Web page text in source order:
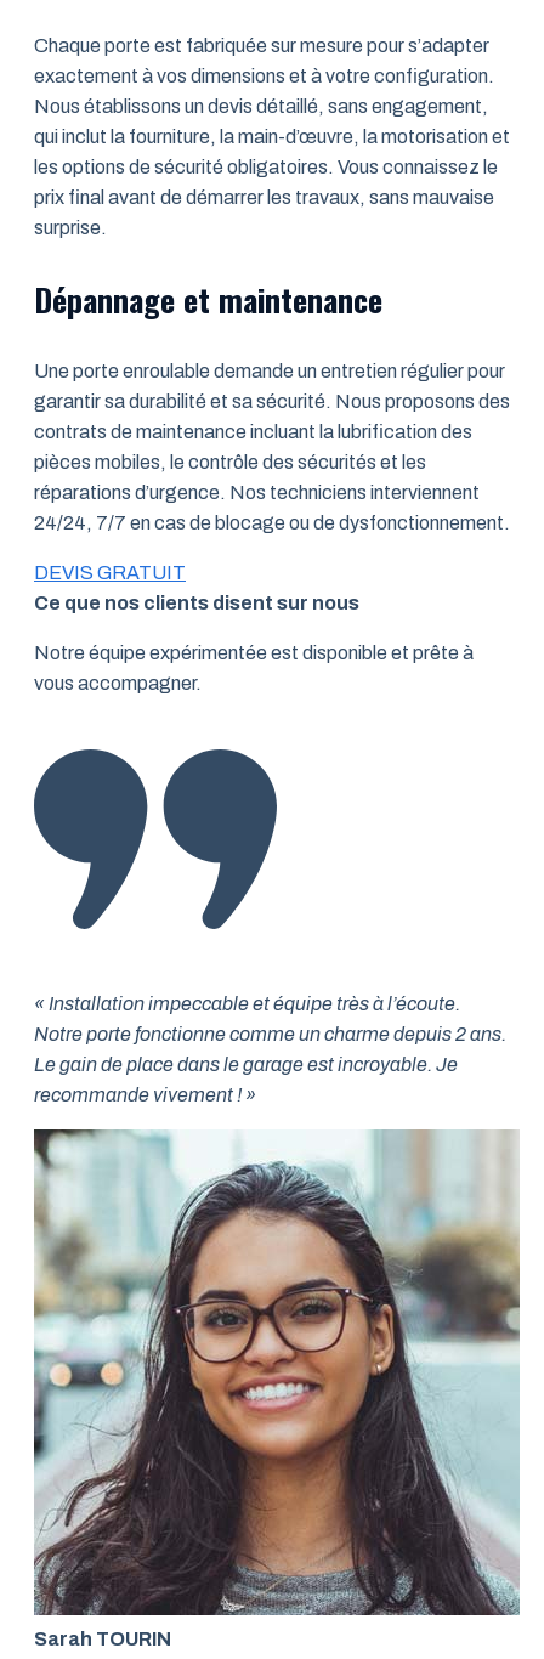
Chaque porte est fabriquée sur mesure pour s’adapter
exactement à vos dimensions et à votre configuration.
Nous établissons un devis détaillé, sans engagement,
qui inclut la fourniture, la main-d’œuvre, la motorisation et
les options de sécurité obligatoires. Vous connaissez le
prix final avant de démarrer les travaux, sans mauvaise
surprise.
Dépannage et maintenance
Une porte enroulable demande un entretien régulier pour
garantir sa durabilité et sa sécurité. Nous proposons des
contrats de maintenance incluant la lubrification des
pièces mobiles, le contrôle des sécurités et les
réparations d’urgence. Nos techniciens interviennent
24/24, 7/7 en cas de blocage ou de dysfonctionnement.
DEVIS GRATUIT
Ce que nos clients disent sur nous
Notre équipe expérimentée est disponible et prête à
vous accompagner.
« Installation impeccable et équipe très à l’écoute.
Notre porte fonctionne comme un charme depuis 2 ans.
Le gain de place dans le garage est incroyable. Je
recommande vivement ! »
Sarah TOURIN